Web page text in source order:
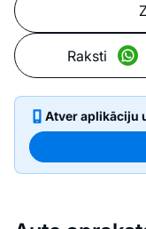
Raksti
Atver aplikāciju